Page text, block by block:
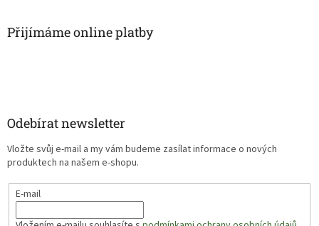
Přijímáme online platby
Odebírat newsletter
Vložte svůj e-mail a my vám budeme zasílat informace o nových
produktech na našem e-shopu.
E-mail